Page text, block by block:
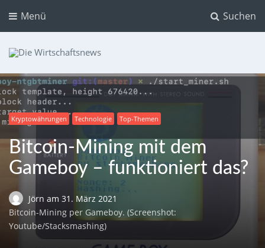
Suchen
Menü
Dein Ratgeber für Aktien und Kryptowährungen
Kryptowährungen Technologie Top-Themen
Bitcoin-Mining mit dem
Gameboy – funktioniert das?
Jörn am 31. März 2021
Bitcoin-Mining per Gameboy. (Screenshot:
Youtube/Stacksmashing)